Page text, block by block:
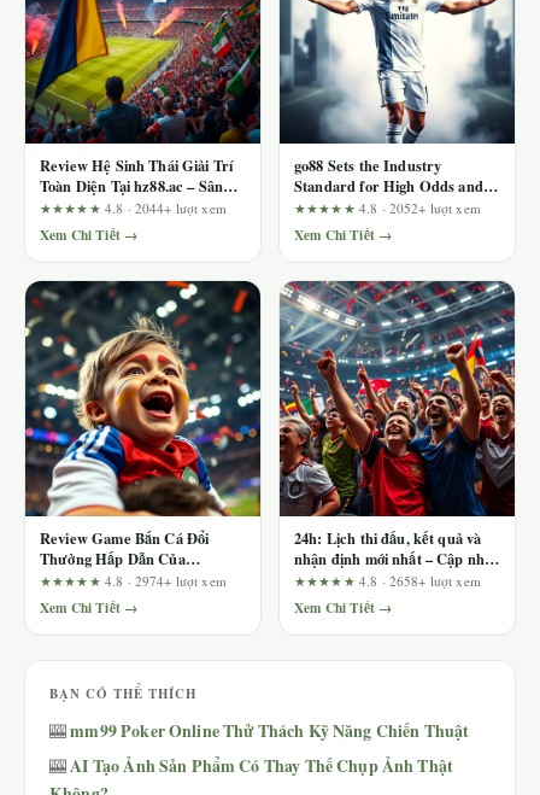
Review Hệ Sinh Thái Giải Trí
Toàn Diện Tại hz88.ac – Sân
Chơi Đáng Đồng Tiền Bát Gạo?
★★★★★ 4.8 · 2044+ lượt xem
Xem Chi Tiết →
go88 Sets the Industry
Standard for High Odds and
Fast Settlements – A Capital
Manager’s Perspective
★★★★★ 4.8 · 2052+ lượt xem
Xem Chi Tiết →
Review Game Bắn Cá Đổi
Thưởng Hấp Dẫn Của
mm99vietnam.com: Ai Nên
Chơi Và Ai Nên Tránh?
★★★★★ 4.8 · 2974+ lượt xem
Xem Chi Tiết →
24h: Lịch thi đấu, kết quả và
nhận định mới nhất – Cập nhật
từng phút
★★★★★ 4.8 · 2658+ lượt xem
Xem Chi Tiết →
BẠN CÓ THỂ THÍCH
🎰mm99 Poker Online Thử Thách Kỹ Năng Chiến Thuật
🎰AI Tạo Ảnh Sản Phẩm Có Thay Thế Chụp Ảnh Thật